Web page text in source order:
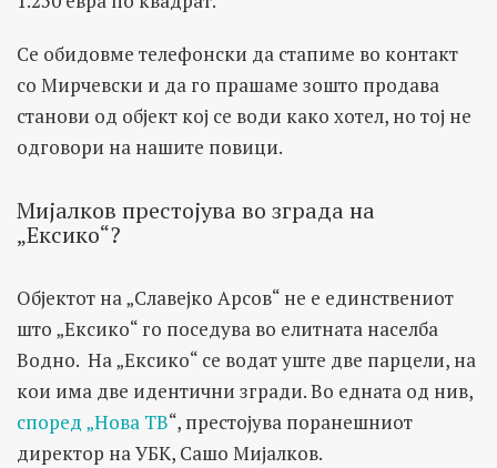
Се обидовме телефонски да стапиме во контакт
со Мирчевски и да го прашаме зошто продава
станови од објект кој се води како хотел, но тој не
одговори на нашите повици.
Мијалков престојува во зграда на
„Ексико“?
Објектот на „Славејко Арсов“ не е единствениот
што „Ексико“ го поседува во елитната населба
Водно. На „Ексико“ се водат уште две парцели, на
кои има две идентични згради. Во едната од нив,
според „Нова ТВ“, престојува поранешниот
директор на УБК, Сашо Мијалков.